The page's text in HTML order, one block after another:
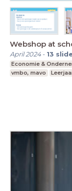
Webshop at
April 2024- 13
Economie &
vmbo, mavo